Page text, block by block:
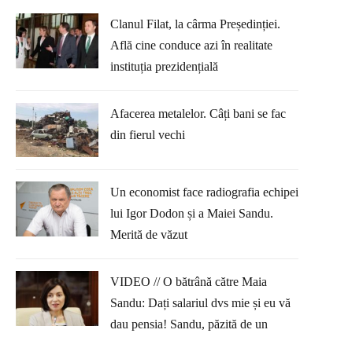
Clanul Filat, la cârma Președinției.
Află cine conduce azi în realitate
instituția prezidențială
Afacerea metalelor. Câți bani se fac
din fierul vechi
Un economist face radiografia echipei
lui Igor Dodon și a Maiei Sandu.
Merită de văzut
VIDEO // O bătrână către Maia
Sandu: Dați salariul dvs mie și eu vă
dau pensia! Sandu, păzită de un